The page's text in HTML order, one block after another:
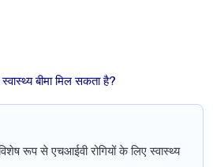
बीमा मिल सकता है?
रूप से एचआईवी रोगियों के लिए स्वास्थ्य